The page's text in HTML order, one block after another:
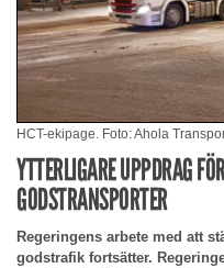
HCT-ekipage. Foto: Ahola
YTTERLIGARE UPPDRAG
GODSTRANSPORTER
Regeringens arbete med att
godstrafik fortsätter.